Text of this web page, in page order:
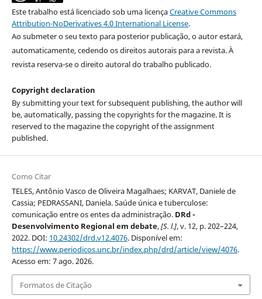
Este trabalho está licenciado sob uma licençaCreative Commons
Attribution-NoDerivatives 4.0 International License.
Ao submeter o seu texto para posterior publicação, o autor estará,
automaticamente, cedendo os direitos autorais para a revista. À
revista reserva-se o direito autoral do trabalho publicado.
Copyright declaration
By submitting your text for subsequent publishing, the author will
be, automatically, passing the copyrights for the magazine. It is
reserved to the magazine the copyright of the assignment
published.
Como Citar
TELES, Antônio Vasco de Oliveira Magalhaes; KARVAT, Daniele de
Cassia; PEDRASSANI, Daniela. Saúde única e tuberculose:
comunicação entre os entes da administração. DRd -
Desenvolvimento Regional em debate,[S. l.], v. 12, p. 202–224,
2022. DOI: 10.24302/drd.v12.4076. Disponível em:
https://www.periodicos.unc.br/index.php/drd/article/view/4076.
Acesso em: 7 ago. 2026.
Formatos de Citação